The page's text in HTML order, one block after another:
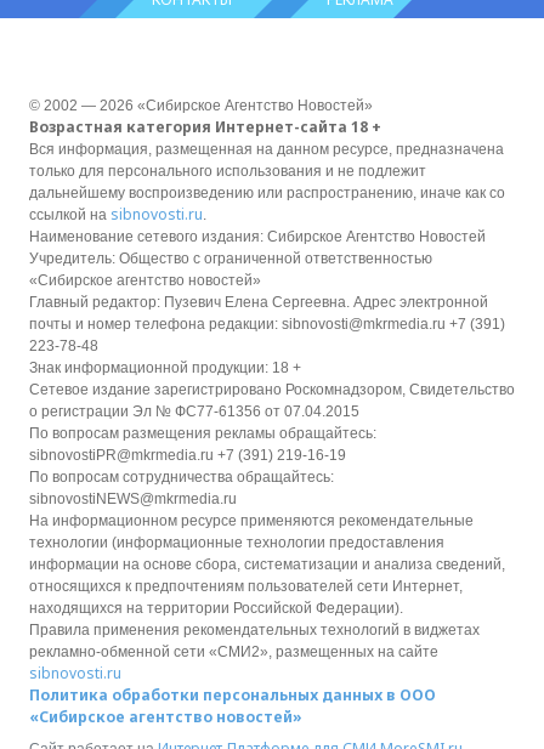
© 2002 — 2026 «Сибирское Агентство Новостей»
Возрастная категория Интернет-сайта 18 +
Вся информация, размещенная на данном ресурсе, предназначена
только для персонального использования и не подлежит
дальнейшему воспроизведению или распространению, иначе как со
ссылкой на sibnovosti.ru
Наименование сетевого издания: Сибирское Агентство Новостей
Учредитель: Общество с ограниченной ответственностью
«Сибирское агентство новостей»
Главный редактор: Пузевич Елена Сергеевна. Адрес электронной
почты и номер телефона редакции: sibnovosti@mkrmedia.ru +7 (391)
223-78-48
Знак информационной продукции: 18 +
Сетевое издание зарегистрировано Роскомнадзором, Свидетельство
о регистрации Эл № ФС77-61356 от 07.04.2015
По вопросам размещения рекламы обращайтесь:
sibnovostiPR@mkrmedia.ru +7 (391) 219-16-19
По вопросам сотрудничества обращайтесь:
sibnovostiNEWS@mkrmedia.ru
На информационном ресурсе применяются рекомендательные
технологии (информационные технологии предоставления
информации на основе сбора, систематизации и анализа сведений,
относящихся к предпочтениям пользователей сети Интернет,
находящихся на территории Российской Федерации).
Правила применения рекомендательных технологий в виджетах
рекламно-обменной сети «СМИ2», размещенных на сайте
sibnovosti.ru
Политика обработки персональных данных в ООО
«Сибирское агентство новостей»